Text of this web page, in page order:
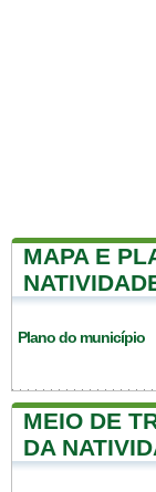
MAPA E
Plano do município
MEIO DE
DA